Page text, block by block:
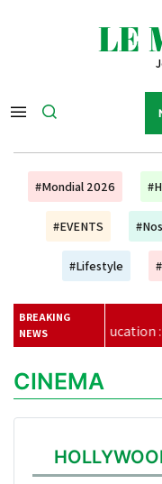
#Mondial 2026
#EVENTS
#Lifestyle
BREAKING
NEWS: pourquoi les
CINEMA